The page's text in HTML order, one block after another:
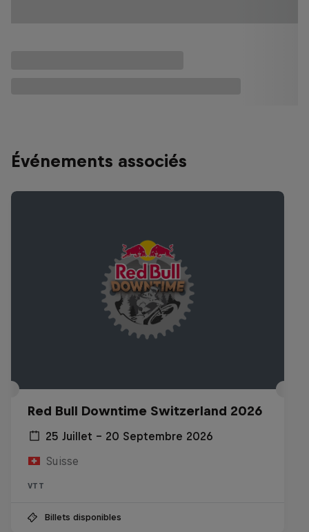
Événements associés
Red Bull Downtime Switzerland 2026
25 Juillet – 20 Septembre 2026
Suisse
VTT
Billets disponibles